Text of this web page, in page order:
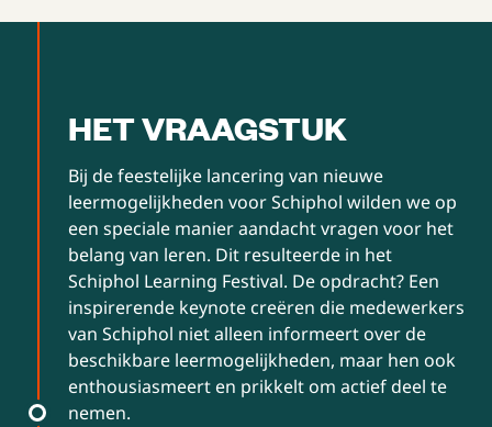
HET VRAAGSTUK
Bij de feestelijke lancering van nieuwe
leermogelijkheden voor Schiphol wilden we op
een speciale manier aandacht vragen voor het
belang van leren. Dit resulteerde in het
Schiphol Learning Festival. De opdracht? Een
inspirerende keynote creëren die medewerkers
van Schiphol niet alleen informeert over de
beschikbare leermogelijkheden, maar hen ook
enthousiasmeert en prikkelt om actief deel te
nemen.